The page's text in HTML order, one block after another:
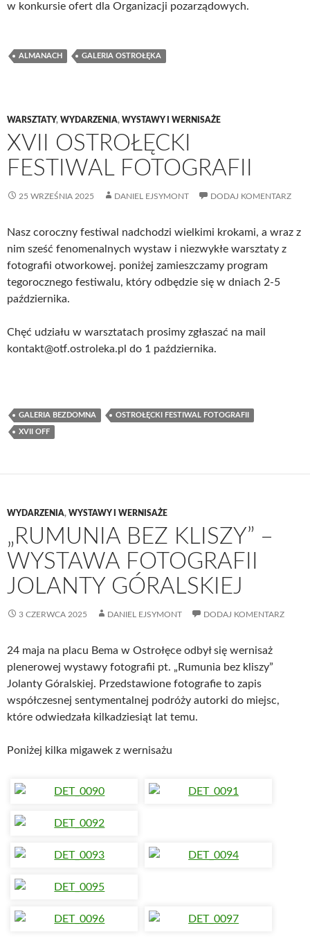
w konkursie ofert dla Organizacji pozarządowych.
ALMANACH GALERIA OSTROŁĘKA
WARSZTATY, WYDARZENIA, WYSTAWY I WERNISAŻE
XVII OSTROŁĘCKI
FESTIWAL FOTOGRAFII
25 WRZEŚNIA 2025 DANIEL EJSYMONT DODAJ KOMENTARZ
Nasz coroczny festiwal nadchodzi wielkimi krokami, a wraz z
nim sześć fenomenalnych wystaw i niezwykłe warsztaty z
fotografii otworkowej. poniżej zamieszczamy program
tegorocznego festiwalu, który odbędzie się w dniach 2-5
października.
Chęć udziału w warsztatach prosimy zgłaszać na mail
kontakt@otf.ostroleka.pl do 1 października.
GALERIA BEZDOMNA OSTROŁĘCKI FESTIWAL FOTOGRAFII
XVII OFF
WYDARZENIA, WYSTAWY I WERNISAŻE
„RUMUNIA BEZ KLISZY” –
WYSTAWA FOTOGRAFII
JOLANTY GÓRALSKIEJ
3 CZERWCA 2025 DANIEL EJSYMONT DODAJ KOMENTARZ
24 maja na placu Bema w Ostrołęce odbył się wernisaż
plenerowej wystawy fotografii pt. „Rumunia bez kliszy”
Jolanty Góralskiej. Przedstawione fotografie to zapis
współczesnej sentymentalnej podróży autorki do miejsc,
które odwiedzała kilkadziesiąt lat temu.
Poniżej kilka migawek z wernisażu